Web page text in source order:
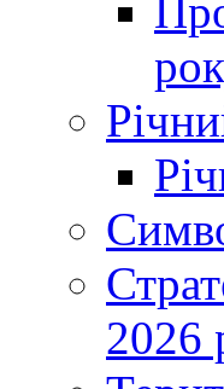
2026